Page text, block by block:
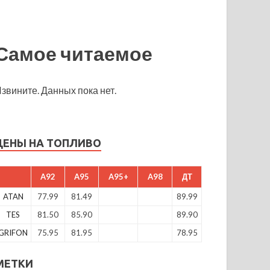
читаемое
Данных пока нет.
НА ТОПЛИВО
A92 A95 A95+ A98 ДТ
ATAN 77.99 81.49
89.99
TES
81.50 85.90
89.90
75.95 81.95 78.95